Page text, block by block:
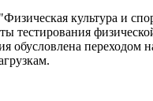
культура и
тестирования
переходом